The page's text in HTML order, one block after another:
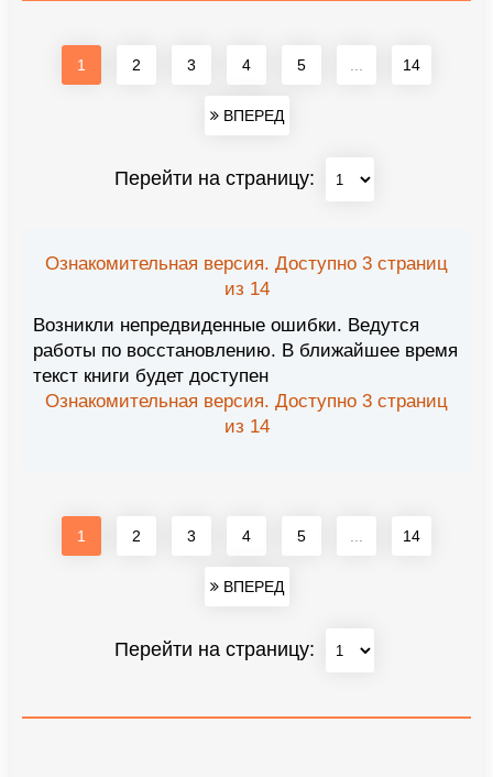
1 2 3 4 5 14
ВПЕРЕД
Перейти на страницу:
Ознакомительная версия. Доступно 3 страниц
из 14
Возникли непредвиденные ошибки. Ведутся
работы по восстановлению. В ближайшее время
текст книги будет доступен
Ознакомительная версия. Доступно 3 страниц
из 14
1 2 3 4 5 14
ВПЕРЕД
Перейти на страницу: